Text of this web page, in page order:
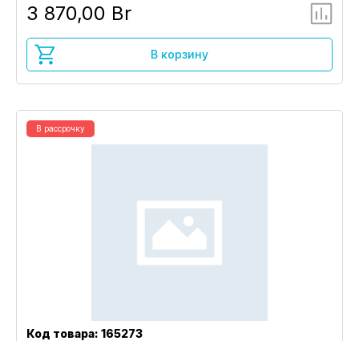
3 870,00 Br
В корзину
В рассрочку
Код товара: 165273